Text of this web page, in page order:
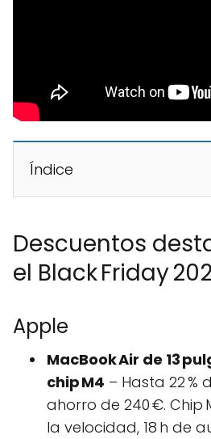
Índice
Descuentos
el Black Friday
Apple
MacBook Air de 13
chip M4 – Hasta 22 %
ahorro de 240 €. Chip
la velocidad, 18 h de